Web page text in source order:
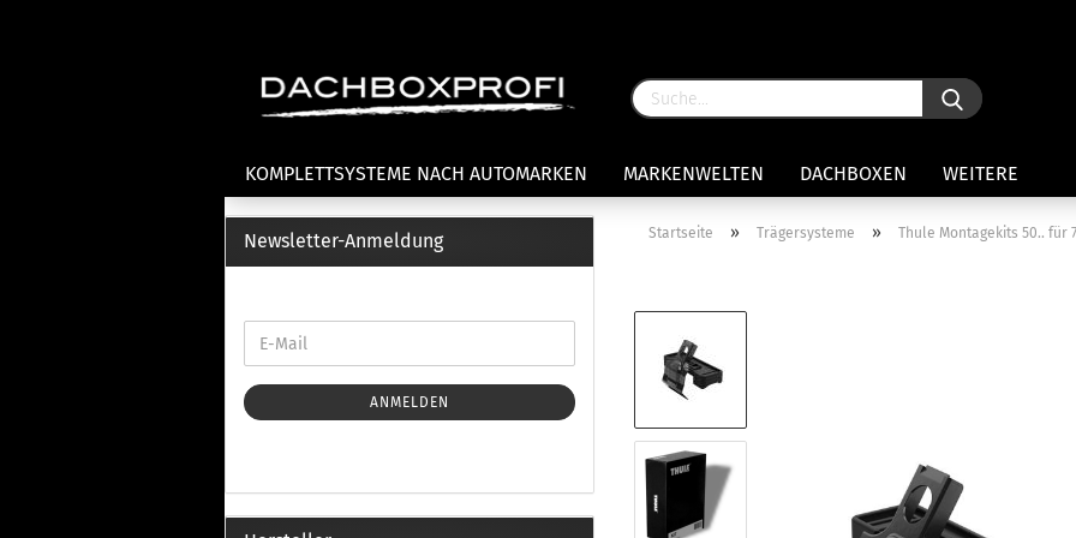
KOMPLETTSYSTEME NACH AUTOMARKEN MARKENWELTEN DACHBOXEN WEITERE
Heckklappenfahrradträger
Anhängekupplungsträger
E-Bike Fahrradträger
Lastenträgerfüße
Universaltträger Reling
Thule Montagekits 50.. für 7105
Clamp Fußsatz Fahrzeuge mit
Thule Kits 30.. für 753 Fußsatz
Startseite » Trägersysteme » Thule Montagekits 50.. für
Newsletter-Anmeldung
ANMELDEN